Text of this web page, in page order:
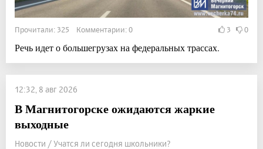
Прочитали: 325 Комментарии: 0 3 0
Речь идет о большегрузах на федеральных трассах.
12:32, 8 авг 2026
В Магнитогорске ожидаются жаркие
выходные
Новости / Учатся ли сегодня школьники?